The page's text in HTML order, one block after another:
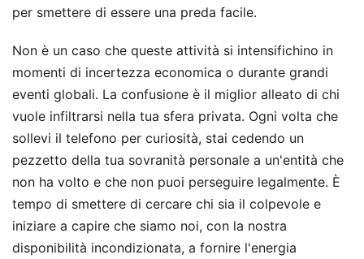
per smettere di essere una preda facile.
Non è un caso che queste attività si intensifichino in
momenti di incertezza economica o durante grandi
eventi globali. La confusione è il miglior alleato di chi
vuole infiltrarsi nella tua sfera privata. Ogni volta che
sollevi il telefono per curiosità, stai cedendo un
pezzetto della tua sovranità personale a un'entità che
non ha volto e che non puoi perseguire legalmente. È
tempo di smettere di cercare chi sia il colpevole e
iniziare a capire che siamo noi, con la nostra
disponibilità incondizionata, a fornire l'energia